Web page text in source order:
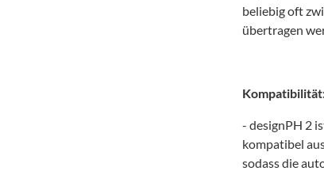
beliebig oft
übertragen
- designPH 2
kompatibel
sodass die